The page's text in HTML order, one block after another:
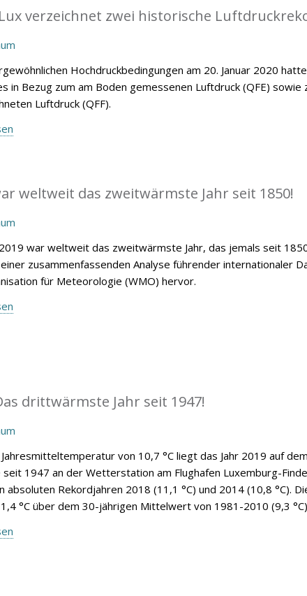
verzeichnet zwei historische
Hochdruckbedingungen am 20. Januar 2020
in Bezug zum am Boden gemessenen Luftdruck (QFE) sowie
Luftdruck (QFF).
weltweit das zweitwärmste Jahr seit 1850!
2019 war weltweit das zweitwärmste Jahr, das jemals seit
zusammenfassenden Analyse führender internationaler
für Meteorologie (WMO) hervor.
drittwärmste Jahr seit 1947!
von 10,7 °C liegt das Jahr 2019 auf
seit 1947 an der Wetterstation am Flughafen Luxemburg-
absoluten Rekordjahren 2018 (11,1 °C) und 2014 (10,8 °C).
°C über dem 30-jährigen Mittelwert von 1981-2010 (9,3